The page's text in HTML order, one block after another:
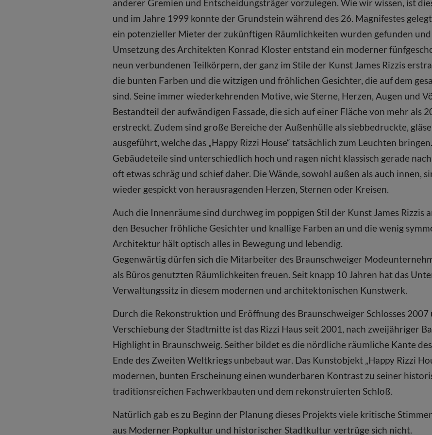
anderer Gremien und Entscheidungsträger vorzulegen. Wie wir wissen, ist
und im Jahre 1999 konnte der Grundstein während des 26. Magnifestes
ein potenzieller Mieter der zukünftigen Räumlichkeiten wurden gefunden
Umsetzung des Architekten Konrad Kloster entstand ein moderner
neun verbundenen Teilkörpern, der ganz im Stile der Kunst James Rizzis
die bunten Farben und die witzigen und fröhlichen Gesichter, die auf dem
sind. Seine immer wiederkehrenden Motive, wie Sterne, Herzen, Augen und
Bestandteil der aufwändigen Fassade, die sich auf einer Fläche von mehr als
erstreckt. Zudem sind große Bereiche der Außenhülle als siebbedruckte,
ausgeführt, welche das „Happy Rizzi House“ tatsächlich zum Leuchten
Gebäudeteile sind unterschiedlich hoch und ragen nicht klassisch gerade
oft etwas schräg und schief daher. Die Wände, sowohl außen als auch innen,
wieder gespickt von herausragenden Herzen, Sternen oder Kreisen.
Auch die Innenräume sind durchweg im poppigen Stil der Kunst James Rizzis
den Besucher fröhliche Gesichter und knallige Farben an und die wenig
Architektur hält optisch alles in Bewegung und lebendig.
Gegenwärtig dürfen sich die Mitarbeiter des Braunschweiger
als Büros genutzten Räumlichkeiten freuen. Seit knapp 10 Jahren hat das
Verwaltungssitz in diesem modernen und architektonischen Kunstwerk.
Durch die Rekonstruktion und Eröffnung des Braunschweiger Schlosses
Verschiebung der Stadtmitte ist das Rizzi Haus seit 2001, nach zweijähriger
Highlight in Braunschweig. Seither bildet es die nördliche räumliche Kante
Ende des Zweiten Weltkriegs unbebaut war. Das Kunstobjekt „Happy Rizzi
modernen, bunten Erscheinung einen wunderbaren Kontrast zu seiner
traditionsreichen Fachwerkbauten und dem rekonstruierten Schloß.
Natürlich gab es zu Beginn der Planung dieses Projekts viele kritische
aus Moderner Popkultur und historischer Stadtkultur vertrüge sich nicht.